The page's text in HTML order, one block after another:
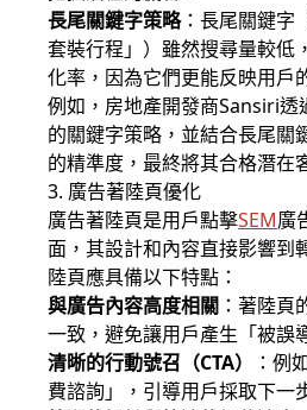
長尾關鍵字策略：長尾關鍵字
套裝行程」）雖然搜尋量較低
化率，因為它們更能反映用戶
例如，房地產開發商Sansiri透
的關鍵字策略，並結合長尾關
的精準度，最終將其合格潛在
3. 廣告著陸頁優化
廣告著陸頁是用戶點擊SEM廣
面，其設計和內容直接影響到
陸頁應具備以下特點：
與廣告內容高度相關 ：著陸頁
一致，避免讓用戶產生「被誤
清晰的行動號召（CTA）
：例
費諮詢」，引導用戶採取下一